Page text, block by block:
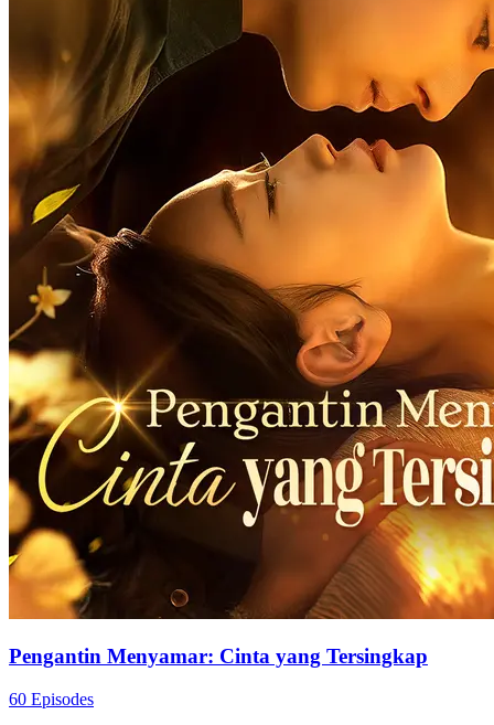
Pengantin Menyamar: Cinta yang Tersingkap
60 Episodes